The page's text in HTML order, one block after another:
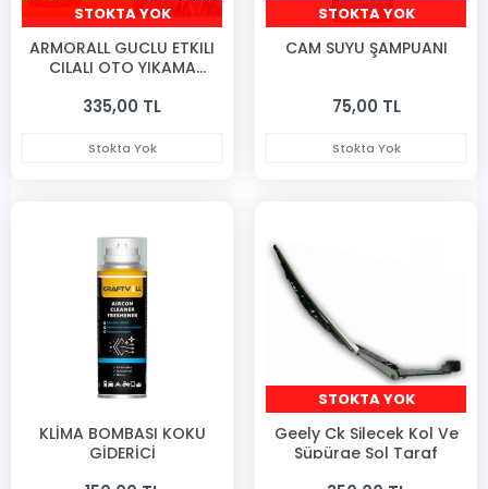
STOKTA YOK
ARMORALL GUCLU ETKILI
CILALI OTO YIKAMA
335,00 TL
Stokta Yok
STOKTA YOK
CAM SUYU ŞAMPUANI
75,00 TL
Stokta Yok
KLİMA BOMBASI KOKU
GİDERİCİ
STOKTA YOK
Geely Ck Silecek Kol Ve
Süpürge Sol Taraf